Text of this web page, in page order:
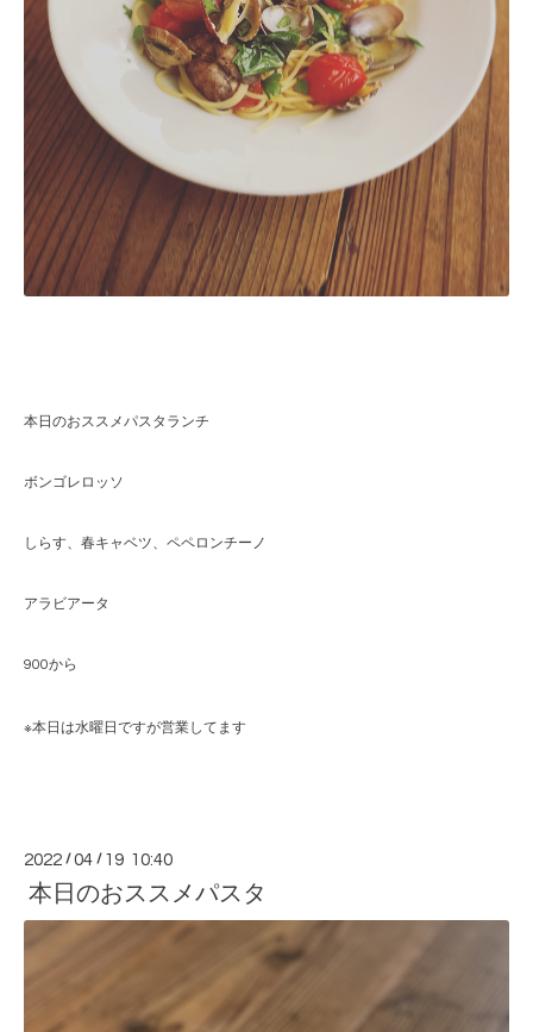
本日のおススメパスタランチ
ボンゴレロッソ
しらす、春キャベツ、ペペロンチーノ
アラビアータ
900から
※本日は水曜日ですが営業してます
2022 /04 / 19 10:40
本日のおススメパスタ